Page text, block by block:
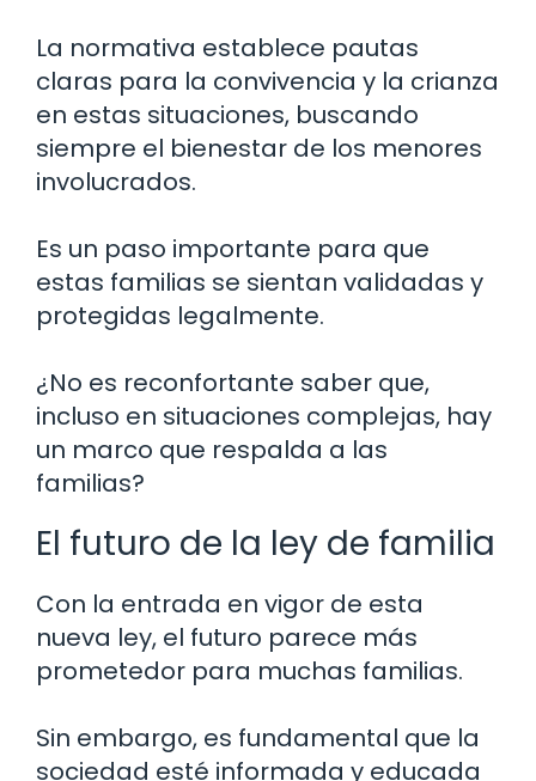
La normativa establece pautas
claras para la convivencia y la crianza
en estas situaciones, buscando
siempre el bienestar de los menores
involucrados.
Es un paso importante para que
estas familias se sientan validadas y
protegidas legalmente.
¿No es reconfortante saber que,
incluso en situaciones complejas, hay
un marco que respalda a las
familias?
El futuro de la ley de familia
Con la entrada en vigor de esta
nueva ley, el futuro parece más
prometedor para muchas familias.
Sin embargo, es fundamental que la
sociedad esté informada y educada